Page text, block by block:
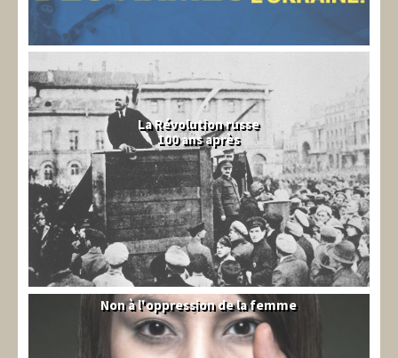
La Révolution russe
100 ans après
Syrie
Non à l'oppression de la femme